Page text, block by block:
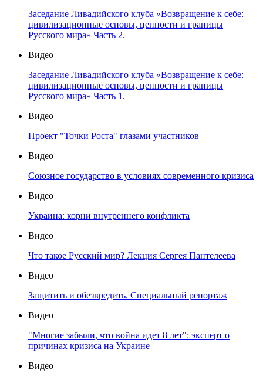
Заседание Ливадийского клуба «Возвращение к себе:
цивилизационные основы, ценности и границы
Русского мира» Часть 2.
Видео
Заседание Ливадийского клуба «Возвращение к себе:
цивилизационные основы, ценности и границы
Русского мира» Часть 1.
Видео
Проект "Точки Роста" глазами участников
Видео
Союзное государство в условиях современного кризиса
Видео
Украина: корни внутреннего конфликта
Видео
Что такое Русский мир? Лекция Сергея Пантелеева
Видео
Защитить и обезвредить. Специальный репортаж
Видео
"Многие забыли, что война идет 8 лет": эксперт о
причинах кризиса на Украине
Видео